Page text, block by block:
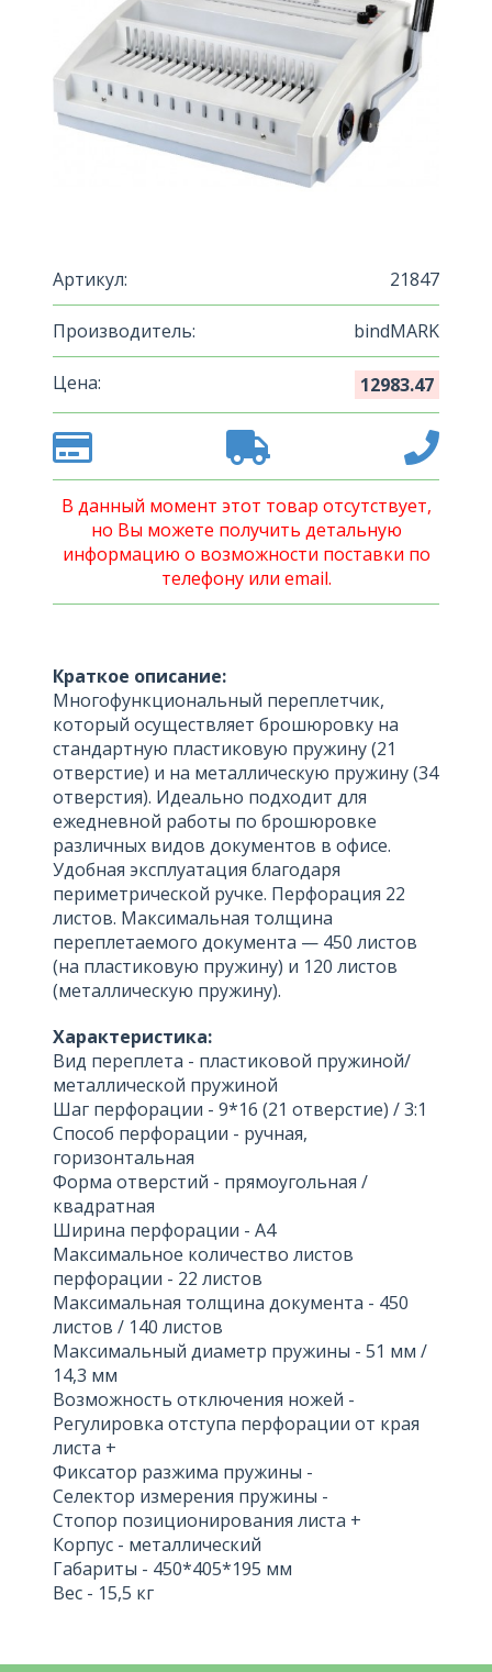
Артикул: 21847
Производитель: bindMARK
Цена: 12983.47
В данный момент этот товар отсутствует,
но Вы можете получить детальную
информацию о возможности поставки по
телефону или email.
Краткое описание:
Многофункциональный переплетчик,
который осуществляет брошюровку на
стандартную пластиковую пружину (21
отверстие) и на металлическую пружину (34
отверстия). Идеально подходит для
ежедневной работы по брошюровке
различных видов документов в офисе.
Удобная эксплуатация благодаря
периметрической ручке. Перфорация 22
листов. Максимальная толщина
переплетаемого документа — 450 листов
(на пластиковую пружину) и 120 листов
(металлическую пружину).
Характеристика:
Вид переплета - пластиковой пружиной/
металлической пружиной
Шаг перфорации - 9*16 (21 отверстие) / 3:1
Способ перфорации - ручная,
горизонтальная
Форма отверстий - прямоугольная /
квадратная
Ширина перфорации - А4
Максимальное количество листов
перфорации - 22 листов
Максимальная толщина документа - 450
листов / 140 листов
Максимальный диаметр пружины - 51 мм /
14,3 мм
Возможность отключения ножей -
Регулировка отступа перфорации от края
листа +
Фиксатор разжима пружины -
Селектор измерения пружины -
Стопор позиционирования листа +
Корпус - металлический
Габариты - 450*405*195 мм
Вес - 15,5 кг